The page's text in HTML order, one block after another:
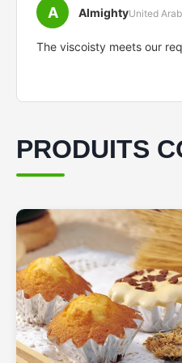
A AlmightyUnited
The viscoisty meets our
PRODUITS